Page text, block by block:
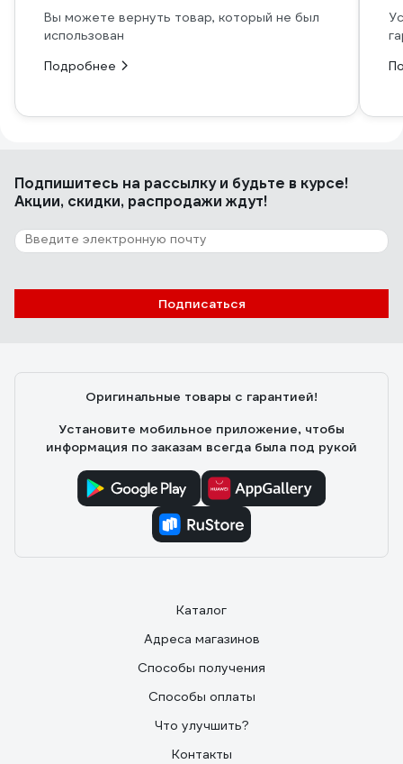
Вы можете вернуть товар, который не был
использован
Подробнее
Подпишитесь на рассылкуи будьте в курсе!
Акции, скидки, распродажи ждут!
Подписаться
Оригинальные товары с гарантией!
Установите мобильное приложение, чтобы
информация по заказам всегда была под рукой
Каталог
Адреса магазинов
Способы получения
Способы оплаты
Что улучшить?
Контакты